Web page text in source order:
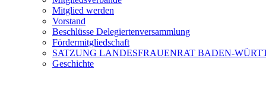
Mitglied werden
Vorstand
Beschlüsse Delegiertenversammlung
Fördermitgliedschaft
SATZUNG LANDESFRAUENRAT BADEN-
Geschichte